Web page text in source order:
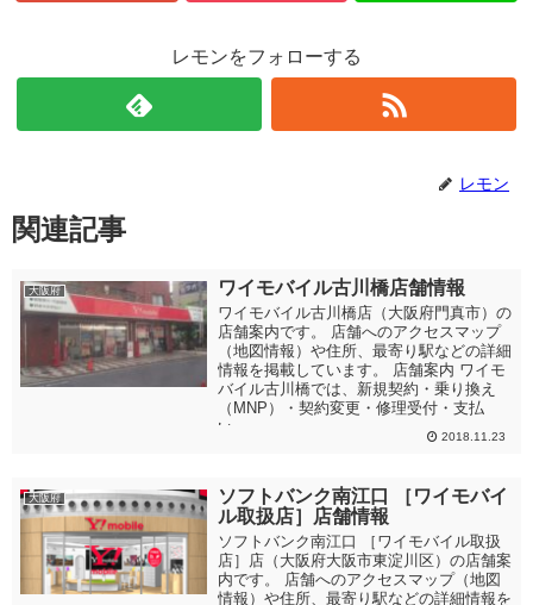
レモンをフォローする
レモン
関連記事
大阪府 ワイモバイル古川橋店舗情報
ワイモバイル古川橋店（大阪府門真市）の
店舗案内です。 店舗へのアクセスマップ
（地図情報）や住所、最寄り駅などの詳細
情報を掲載しています。 店舗案内 ワイモ
バイル古川橋では、新規契約・乗り換え
（MNP）・契約変更・修理受付・支払
い・...
2018.11.23
大阪府
ソフトバンク南江口 ［ワイモバイ
ル取扱店］店舗情報
ソフトバンク南江口 ［ワイモバイル取扱
店］店（大阪府大阪市東淀川区）の店舗案
内です。 店舗へのアクセスマップ（地図
情報）や住所、最寄り駅などの詳細情報を